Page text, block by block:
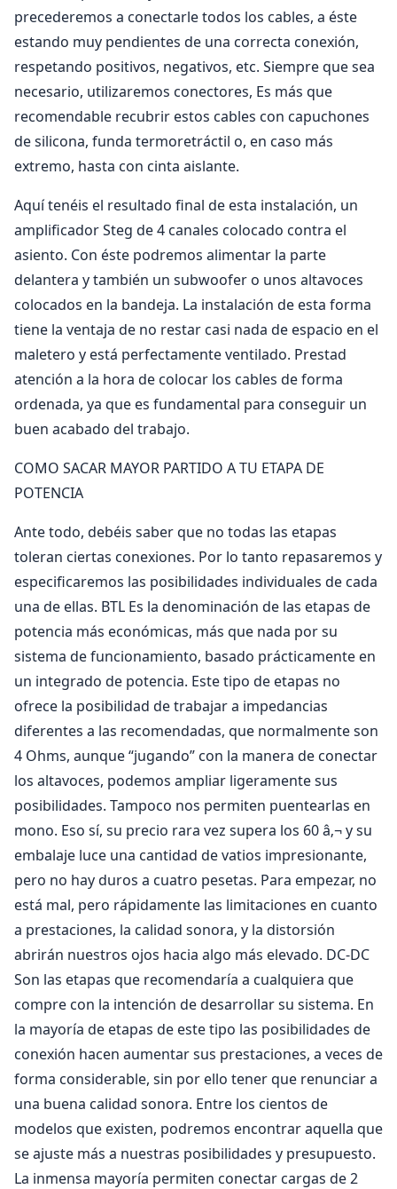
precederemos a conectarle todos los cables, a éste
estando muy pendientes de una correcta conexión,
respetando positivos, negativos, etc. Siempre que sea
necesario, utilizaremos conectores, Es más que
recomendable recubrir estos cables con capuchones
de silicona, funda termoretráctil o, en caso más
extremo, hasta con cinta aislante.
Aquí tenéis el resultado final de esta instalación, un
amplificador Steg de 4 canales colocado contra el
asiento. Con éste podremos alimentar la parte
delantera y también un subwoofer o unos altavoces
colocados en la bandeja. La instalación de esta forma
tiene la ventaja de no restar casi nada de espacio en el
maletero y está perfectamente ventilado. Prestad
atención a la hora de colocar los cables de forma
ordenada, ya que es fundamental para conseguir un
buen acabado del trabajo.
COMO SACAR MAYOR PARTIDO A TU ETAPA DE
POTENCIA
Ante todo, debéis saber que no todas las etapas
toleran ciertas conexiones. Por lo tanto repasaremos y
especificaremos las posibilidades individuales de cada
una de ellas. BTL Es la denominación de las etapas de
potencia más económicas, más que nada por su
sistema de funcionamiento, basado prácticamente en
un integrado de potencia. Este tipo de etapas no
ofrece la posibilidad de trabajar a impedancias
diferentes a las recomendadas, que normalmente son
4 Ohms, aunque “jugando” con la manera de conectar
los altavoces, podemos ampliar ligeramente sus
posibilidades. Tampoco nos permiten puentearlas en
mono. Eso sí, su precio rara vez supera los 60 â‚¬ y su
embalaje luce una cantidad de vatios impresionante,
pero no hay duros a cuatro pesetas. Para empezar, no
está mal, pero rápidamente las limitaciones en cuanto
a prestaciones, la calidad sonora, y la distorsión
abrirán nuestros ojos hacia algo más elevado. DC-DC
Son las etapas que recomendaría a cualquiera que
compre con la intención de desarrollar su sistema. En
la mayoría de etapas de este tipo las posibilidades de
conexión hacen aumentar sus prestaciones, a veces de
forma considerable, sin por ello tener que renunciar a
una buena calidad sonora. Entre los cientos de
modelos que existen, podremos encontrar aquella que
se ajuste más a nuestras posibilidades y presupuesto.
La inmensa mayoría permiten conectar cargas de 2